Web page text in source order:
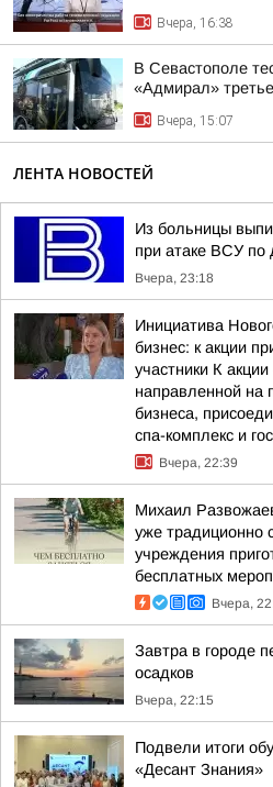
Вчера, 16:38
В Севастополе
«Адмирал»
Вчера, 15:07
ЛЕНТА НОВОСТЕЙ
Из больницы
при атаке ВСУ
Вчера, 23:18
Инициатива
бизнес: к акции
участники К
направленной на
бизнеса,
спа-комплекс и
Вчера, 22:39
Михаил
уже традиционно
учреждения
бесплатных
Вчера,
Завтра в городе
осадков
Вчера, 22:15
Подвели итоги
«Десант Знания»